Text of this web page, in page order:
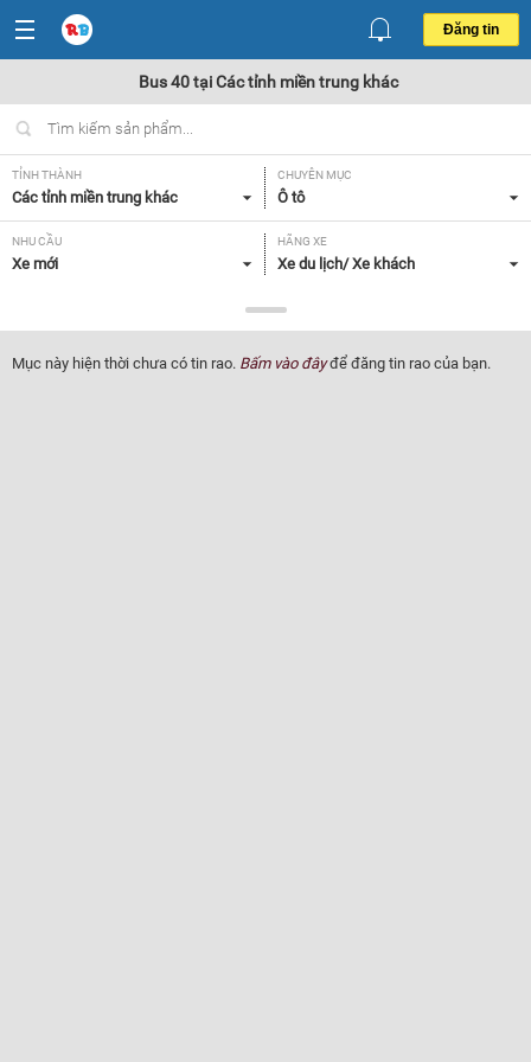
Đăng tin
Bus 40 tại Các tỉnh miền trung khác
TỈNH THÀNH
Các tỉnh miền trung khác
CHUYÊN MỤC
Ô tô
NHU CẦU
Xe mới
HÃNG XE
Xe du lịch/ Xe khách
Bus 40
NĂM SẢN XUẤT
Tất cả
GIÁ XE XUẤT XỨ
Mục này hiện thời chưa có tin rao. Bấm vào đâyđể đăng tin rao của bạn.